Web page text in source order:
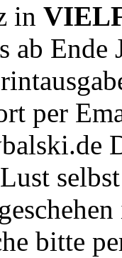
in
ab Ende
per
bitte